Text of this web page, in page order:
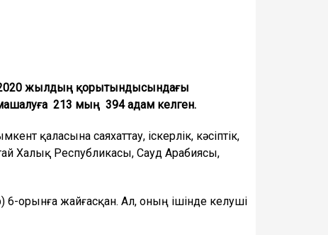
2020 жылдың қорытындысындағы
213 мың 394 адам келген.
қаласына саяхаттау, іскерлік, кәсіптік,
Халық Республикасы, Сауд Арабиясы,
орынға жайғасқан. Ал, оның ішінде келуші